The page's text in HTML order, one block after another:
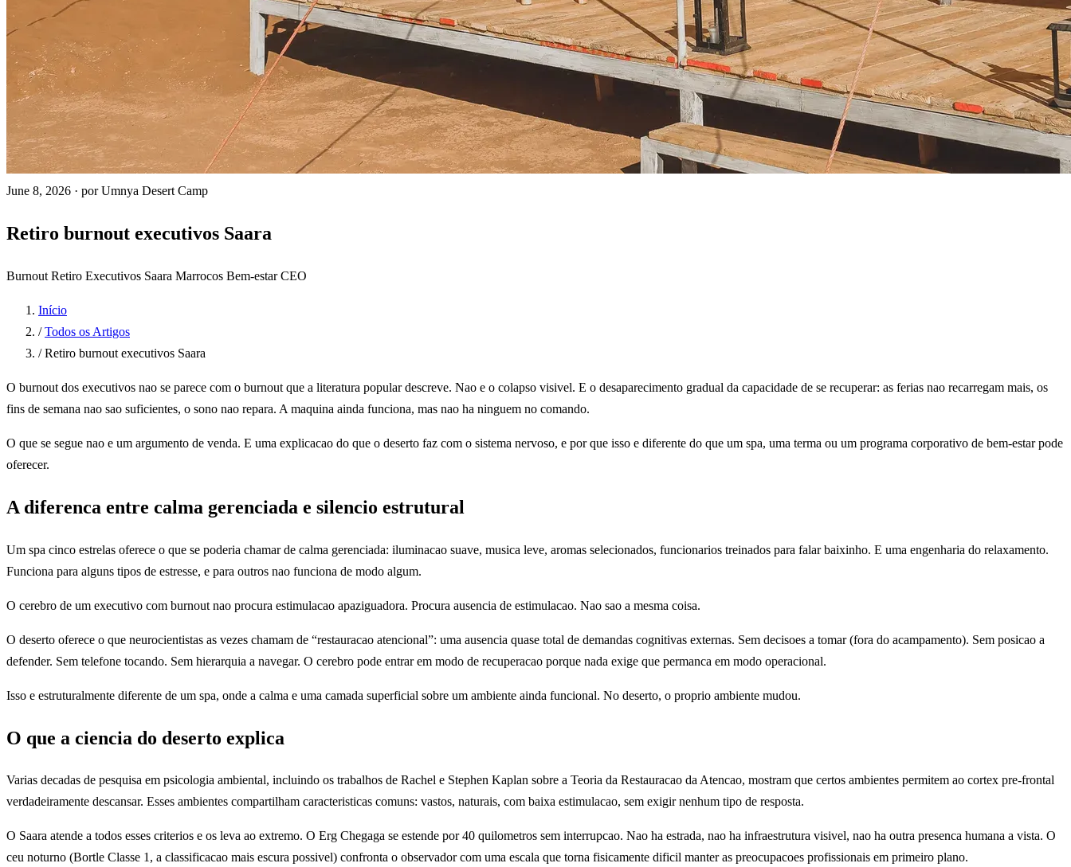
June 8, 2026 · por Umnya Desert Camp
Retiro burnout executivos Saara
Burnout Retiro Executivos Saara Marrocos Bem-estarCEO
Início
/ Todos os Artigos
/ Retiro burnout executivos Saara
O burnout dos executivos nao se parece com o burnout que a literatura popular descreve. Nao e o colapso visivel. E o desaparecimento gradual da capacidade de se recuperar: as ferias nao recarregam mais, os
fins de semana nao sao suficientes, o sono nao repara. A maquina ainda funciona, mas nao ha ninguem no comando.
O que se segue nao e um argumento de venda. E uma explicacao do que o deserto faz com o sistema nervoso, e por que isso e diferente do que um spa, uma terma ou um programa corporativo de bem-estar pode
oferecer.
A diferenca entre calma gerenciada e silencio estrutural
Um spa cinco estrelas oferece o que se poderia chamar de calma gerenciada: iluminacao suave, musica leve, aromas selecionados, funcionarios treinados para falar baixinho. E uma engenharia do relaxamento.
Funciona para alguns tipos de estresse, e para outros nao funciona de modo algum.
O cerebro de um executivo com burnout nao procura estimulacao apaziguadora. Procura ausencia de estimulacao. Nao sao a mesma coisa.
O deserto oferece o que neurocientistas as vezes chamam de “restauracao atencional”: uma ausencia quase total de demandas cognitivas externas. Sem decisoes a tomar (fora do acampamento). Sem posicao a
defender. Sem telefone tocando. Sem hierarquia a navegar. O cerebro pode entrar em modo de recuperacao porque nada exige que permanca em modo operacional.
Isso e estruturalmente diferente de um spa, onde a calma e uma camada superficial sobre um ambiente ainda funcional. No deserto, o proprio ambiente mudou.
O que a ciencia do deserto explica
Varias decadas de pesquisa em psicologia ambiental, incluindo os trabalhos de Rachel e Stephen Kaplan sobre a Teoria da Restauracao da Atencao, mostram que certos ambientes permitem ao cortex pre-frontal
verdadeiramente descansar. Esses ambientes compartilham caracteristicas comuns: vastos, naturais, com baixa estimulacao, sem exigir nenhum tipo de resposta.
O Saara atende a todos esses criterios e os leva ao extremo. O Erg Chegaga se estende por 40 quilometros sem interrupcao. Nao ha estrada, nao ha infraestrutura visivel, nao ha outra presenca humana a vista. O
ceu noturno (Bortle Classe 1, a classificacao mais escura possivel) confronta o observador com uma escala que torna fisicamente dificil manter as preocupacoes profissionais em primeiro plano.